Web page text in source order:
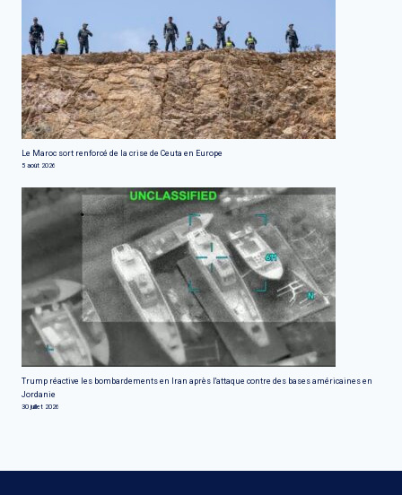
Le Maroc sort renforcé de la crise de Ceuta en Europe
5 août 2026
Trump réactive les bombardements en Iran après l'attaque contre des bases américaines en
Jordanie
30 juillet 2026